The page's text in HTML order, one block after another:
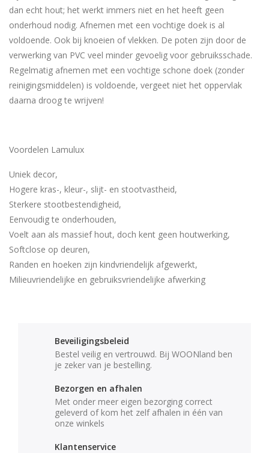
dan echt hout; het werkt immers niet en het heeft geen
onderhoud nodig. Afnemen met een vochtige doek is al
voldoende. Ook bij knoeien of vlekken. De poten zijn door de
verwerking van PVC veel minder gevoelig voor gebruiksschade.
Regelmatig afnemen met een vochtige schone doek (zonder
reinigingsmiddelen) is voldoende, vergeet niet het oppervlak
daarna droog te wrijven!
Voordelen Lamulux
Uniek decor,
Hogere kras-, kleur-, slijt- en stootvastheid,
Sterkere stootbestendigheid,
Eenvoudig te onderhouden,
Voelt aan als massief hout, doch kent geen houtwerking,
Softclose op deuren,
Randen en hoeken zijn kindvriendelijk afgewerkt,
Milieuvriendelijke en gebruiksvriendelijke afwerking
Beveiligingsbeleid
Bestel veilig en vertrouwd. Bij WOONland ben
je zeker van je bestelling.
Bezorgen en afhalen
Met onder meer eigen bezorging correct
geleverd of kom het zelf afhalen in één van
onze winkels
Klantenservice